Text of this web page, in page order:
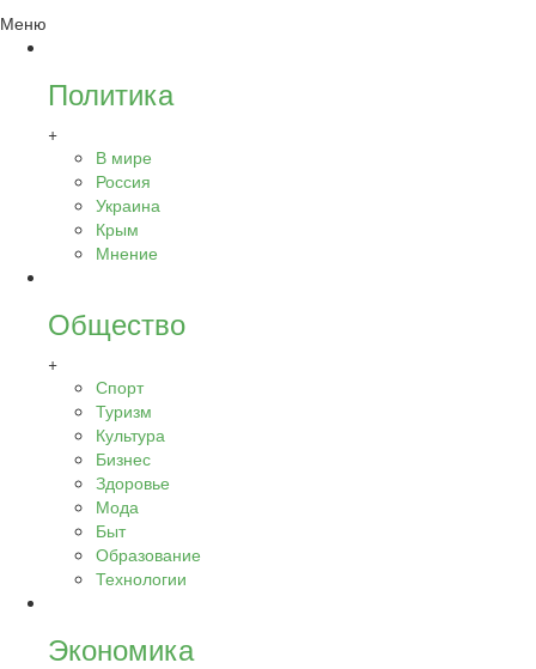
Меню
Политика
+
В мире
Россия
Украина
Крым
Мнение
Общество
+
Спорт
Туризм
Культура
Бизнес
Здоровье
Мода
Быт
Образование
Технологии
Экономика